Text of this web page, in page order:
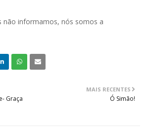
não informamos, nós somos a
MAIS RECENTES
Ó Simão!
Graça